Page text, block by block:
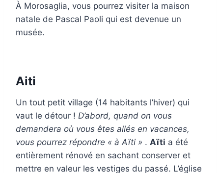
À Morosaglia, vous pourrez visiter la maison
natale de Pascal Paoli qui est devenue un
musée.
Aiti
Un tout petit village (14 habitants l’hiver) qui
vaut le détour ! D’abord, quand on vous
demandera où vous êtes allés en vacances,
vous pourrez répondre « à Aïti » . Aïti a été
entièrement rénové en sachant conserver et
mettre en valeur les vestiges du passé. L’église